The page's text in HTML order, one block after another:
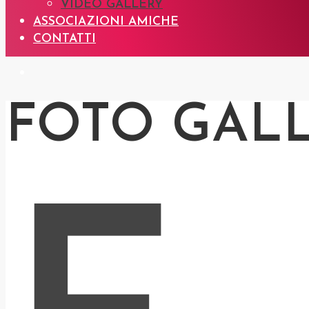
VIDEO GALLERY
ASSOCIAZIONI AMICHE
CONTATTI
FOTO